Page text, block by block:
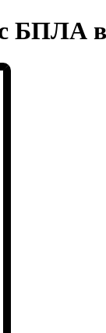
с БПЛА